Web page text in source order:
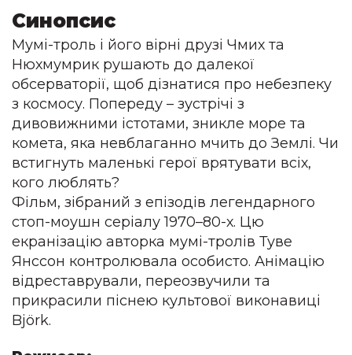
Синопсис
Мумі-троль і його вірні друзі Чмих та
Нюхмумрик рушають до далекої
обсерваторії, щоб дізнатися про небезпеку
з космосу. Попереду – зустрічі з
дивовижними істотами, зникле море та
комета, яка невблаганно мчить до Землі. Чи
встигнуть маленькі герої врятувати всіх,
кого люблять?
Фільм, зібраний з епізодів легендарного
стоп-моушн серіалу 1970–80-х. Цю
екранізацію авторка мумі-тролів Туве
Янссон контролювала особисто. Анімацію
відреставрували, переозвучили та
прикрасили піснею культової виконавиці
Björk.